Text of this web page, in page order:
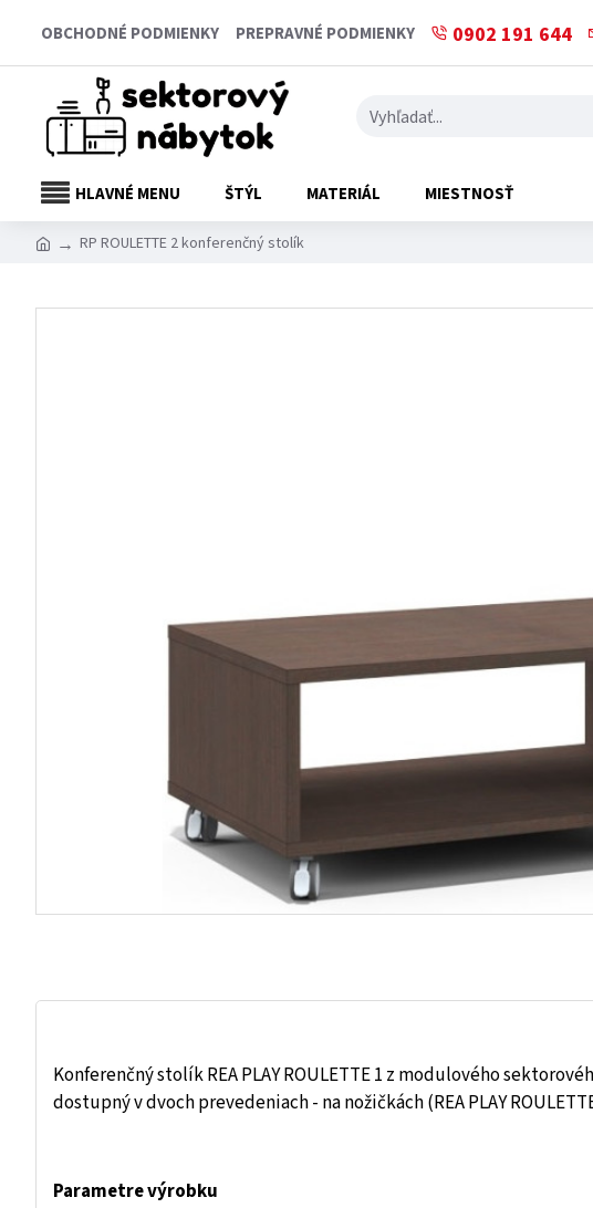
OBCHODNÉ PODMIENKY PREPRAVNÉ PODMIENKY 0902 191 644
HLAVNÉ MENU ŠTÝL MATERIÁL MIESTNOSŤ
RP ROULETTE 2 konferenčný stolík
Konferenčný stolík REA PLAY ROULETTE 1 z modulového
dostupný v dvoch prevedeniach - na nožičkách (REA PLAY
Parametre výrobku